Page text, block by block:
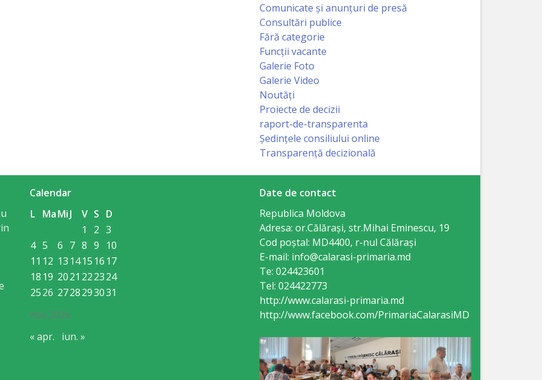
Comunicate și anunțuri de presă
Consultări publice
Fără categorie
Funcții vacante
Galerie Foto
Galerie Video
Noutăți
Proiecte de decizii
raport-de-transparenta
Ședințele consiliului online
Transparență decizională
Calendar
mai 2026
L MaMiJ V S D
1
2 3
4 5 6 7 8 9
10
11 12 13 1415 16 17
18 19 2021 222324
2526 2728293031
« apr. iun. »
Date de contact
Republica Moldova
Adresa: or.Călăraşi, str.Mihai Eminescu, 19
Cod poștal: MD4400, r-nul Călăraşi
E-mail: info@calarasi-primaria.md
Te: 024423601
Tel: 024422773
http://www.calarasi-primaria.md
http://www.facebook.com/PrimariaCalarasiMD